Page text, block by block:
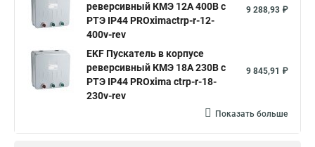
реверсивный КМЭ 12А 400В с
РТЭ IP44 PROximactrp-r-12-
400v-rev
9 288,93 ₽
EKF Пускатель в корпусе
реверсивный КМЭ 18А 230В с
РТЭ IP44 PROxima ctrp-r-18-
230v-rev
9 845,91 ₽
Показать больше